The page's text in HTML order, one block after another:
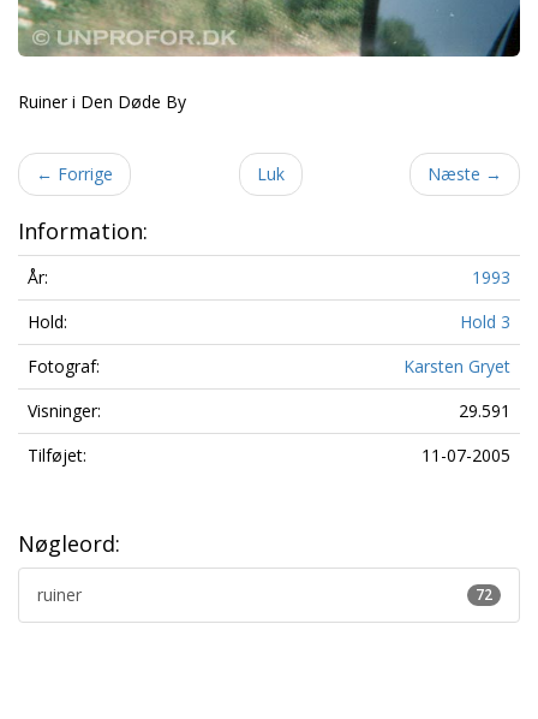
Ruiner i Den Døde By
← Forrige Luk Næste →
Information:
År:
1993
Hold:
Hold 3
Fotograf:
Karsten Gryet
Visninger:
29.591
Tilføjet:
11-07-2005
Nøgleord:
72
ruiner